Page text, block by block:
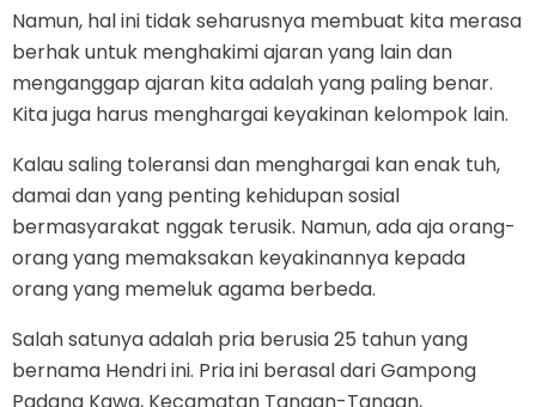
Namun, hal ini tidak seharusnya membuat kita merasa
berhak untuk menghakimi ajaran yang lain dan
menganggap ajaran kita adalah yang paling benar.
Kita juga harus menghargai keyakinan kelompok lain.
Kalau saling toleransi dan menghargai kan enak tuh,
damai dan yang penting kehidupan sosial
bermasyarakat nggak terusik. Namun, ada aja orang-
orang yang memaksakan keyakinannya kepada
orang yang memeluk agama berbeda.
Salah satunya adalah pria berusia 25 tahun yang
bernama Hendri ini. Pria ini berasal dari Gampong
Padang Kawa, Kecamatan Tangan-Tangan,